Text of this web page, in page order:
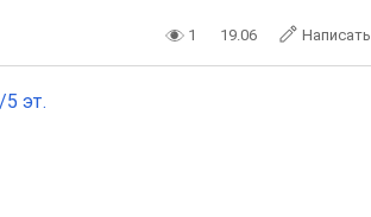
1 19.06 Написать
эт.